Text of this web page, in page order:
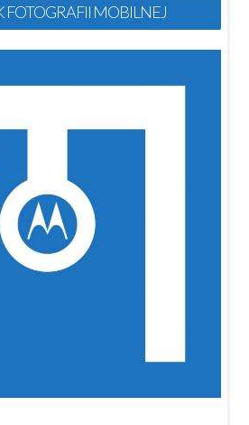
FOTOGRAFII MOBILNEJ